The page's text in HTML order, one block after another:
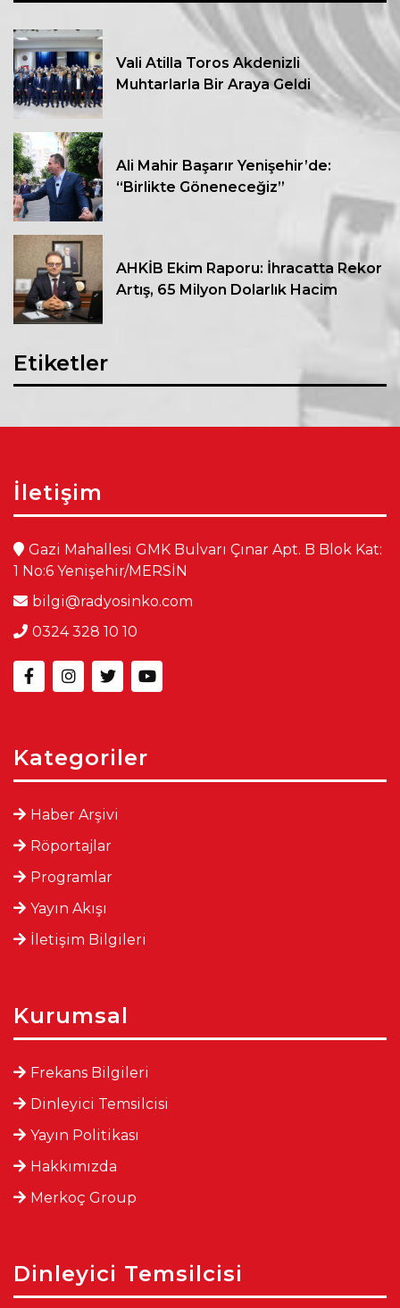
Vali Atilla Toros Akdenizli
Muhtarlarla Bir Araya Geldi
Ali Mahir Başarır Yenişehir’de:
“Birlikte Göneneceğiz”
AHKİB Ekim Raporu: İhracatta Rekor
Artış, 65 Milyon Dolarlık Hacim
Etiketler
İletişim
Gazi Mahallesi GMK Bulvarı Çınar Apt. B Blok Kat:
1 No:6 Yenişehir/MERSİN
bilgi@radyosinko.com
0324 328 10 10
Kategoriler
Haber Arşivi
Röportajlar
Programlar
Yayın Akışı
İletişim Bilgileri
Kurumsal
Frekans Bilgileri
Dinleyici Temsilcisi
Yayın Politikası
Hakkımızda
Merkoç Group
Dinleyici Temsilcisi